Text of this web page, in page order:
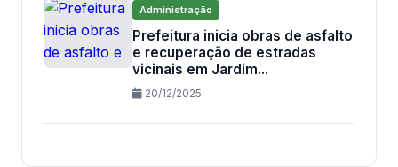
Administração
Prefeitura inicia obras de asfalto
e recuperação de estradas
vicinais em Jardim...
20/12/2025